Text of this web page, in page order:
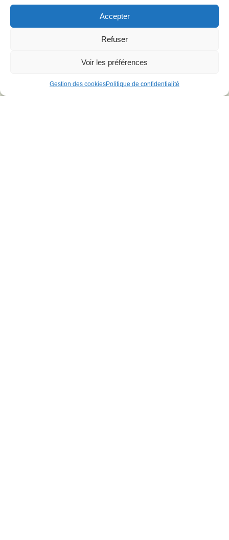
Accepter
Refuser
Voir les préférences
Gestion des cookiesPolitique de confidentialité
POLYAMIDE 66 PA66
est un thermoplastique semi-cristallin largement
utilisé dans l'industrie. Il est connu pour ses